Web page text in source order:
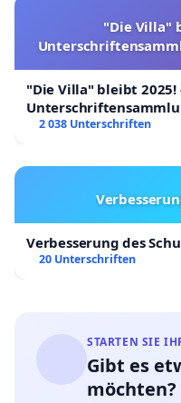
"Die Villa"
"Die Villa" bleibt 2025!
2 038 Unterschriften
Verbesserung des
20 Unterschriften
STARTEN SIE
Gibt es
möchten?